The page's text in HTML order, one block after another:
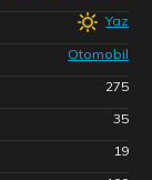
Yaz
Otomobil
275
35
19